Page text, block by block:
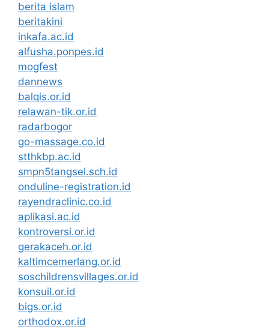
berita islam
beritakini
inkafa.ac.id
alfusha.ponpes.id
mogfest
dannews
balqis.or.id
relawan-tik.or.id
radarbogor
go-massage.co.id
stthkbp.ac.id
smpn5tangsel.sch.id
onduline-registration.id
rayendraclinic.co.id
aplikasi.ac.id
kontroversi.or.id
gerakaceh.or.id
kaltimcemerlang.or.id
soschildrensvillages.or.id
konsuil.or.id
bigs.or.id
orthodox.or.id